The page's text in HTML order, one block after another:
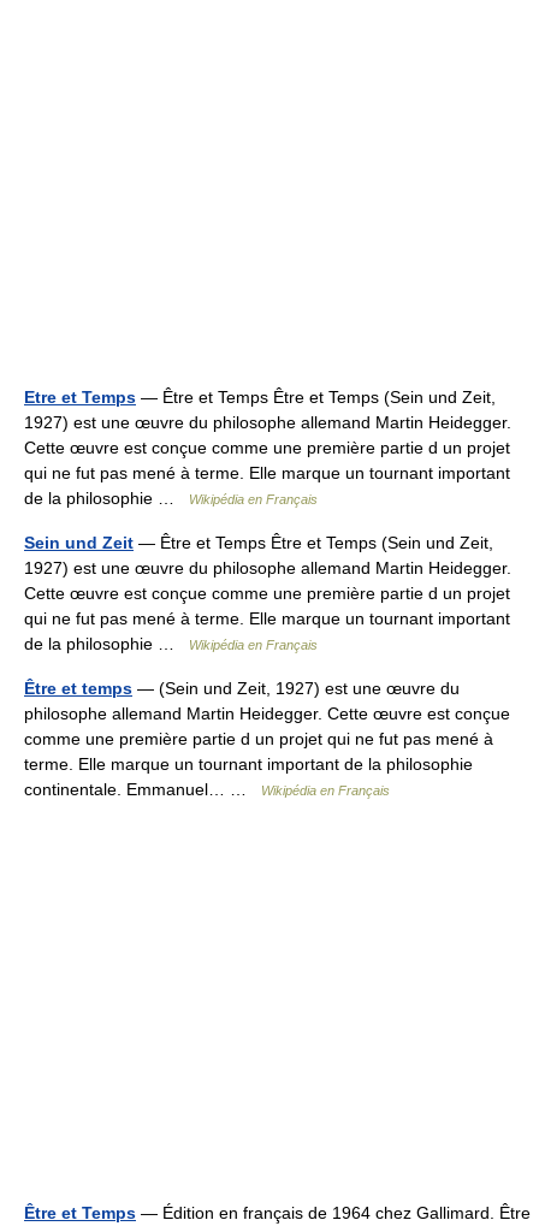
Etre et Temps — Être et Temps Être et Temps (Sein und Zeit,
1927) est une œuvre du philosophe allemand Martin Heidegger.
Cette œuvre est conçue comme une première partie d un projet
qui ne fut pas mené à terme. Elle marque un tournant important
de la philosophie …
Wikipédia en Français
Sein und Zeit — Être et Temps Être et Temps (Sein und Zeit,
1927) est une œuvre du philosophe allemand Martin Heidegger.
Cette œuvre est conçue comme une première partie d un projet
qui ne fut pas mené à terme. Elle marque un tournant important
de la philosophie …
Wikipédia en Français
Être et temps — (Sein und Zeit, 1927) est une œuvre du
philosophe allemand Martin Heidegger. Cette œuvre est conçue
comme une première partie d un projet qui ne fut pas mené à
terme. Elle marque un tournant important de la philosophie
continentale. Emmanuel… …
Wikipédia en Français
Être et Temps — Édition en français de 1964 chez Gallimard. Être